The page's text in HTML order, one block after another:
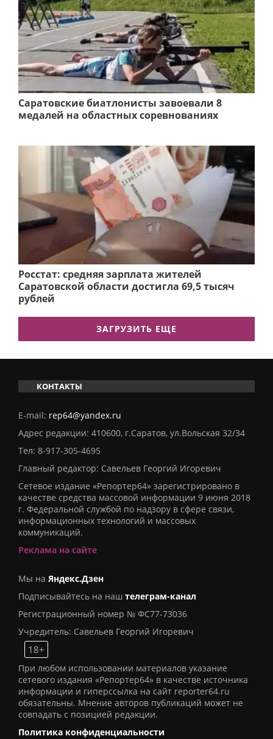
Саратовские биатлонисты завоевали 8
медалей на областных соревнованиях
Росстат: средняя зарплата жителей
Саратовской области достигла 69,5 тысяч
рублей
ЗАГРУЗИТЬ ЕЩЕ
КОНТАКТЫ
E-mail: rep64@yandex.ru
Адрес редакции: 410600, г.Саратов, ул.Вольская 32/34
Тел: 8-917-305-4695
Главный редактор: Савельев Георгий Игоревич
Сетевое издание «Репортер64» зарегистрировано в
качестве средства массовой информации 9 июня 2018
г. Федеральной службой по надзору в сфере связи,
информационных технологий и массовых
коммуникаций.
Реклама на сайте
Мы на Яндекс.Дзен
Подписывайтесь на наш телеграм-канал
Регистрационный номер № ФС77-73036
Учредитель: Савельев Георгий Игоревич
18+
При любом использовании материалов указание
сетевого издания «Репортер64» в качестве источника
информации и гиперссылка на сайт reporter64.ru
обязательны. Мнение авторов публикаций может не
совпадать с позицией редакции.
Политика конфиденциальности